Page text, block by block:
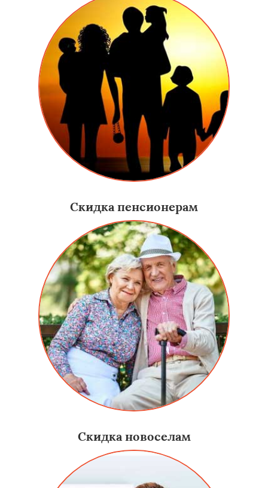
Скидка пенсионерам
Скидка новоселам